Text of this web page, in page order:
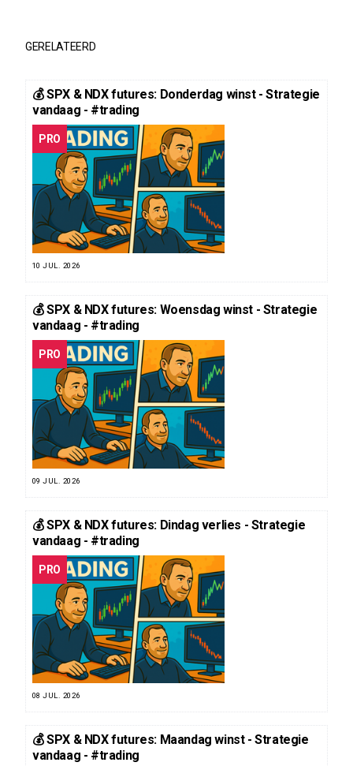
GERELATEERD
💰 SPX & NDX futures: Donderdag winst - Strategie
vandaag - #trading
PRO
10 JUL. 2026
💰 SPX & NDX futures: Woensdag winst - Strategie
vandaag - #trading
PRO
09 JUL. 2026
💰 SPX & NDX futures: Dindag verlies - Strategie
vandaag - #trading
PRO
08 JUL. 2026
💰 SPX & NDX futures: Maandag winst - Strategie
vandaag - #trading